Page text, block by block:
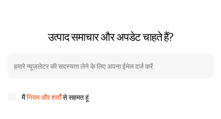
उत्पाद समाचार और अपडेट चाहते हैं?
मैंनियम और शर्तोंसे सहमत हूं